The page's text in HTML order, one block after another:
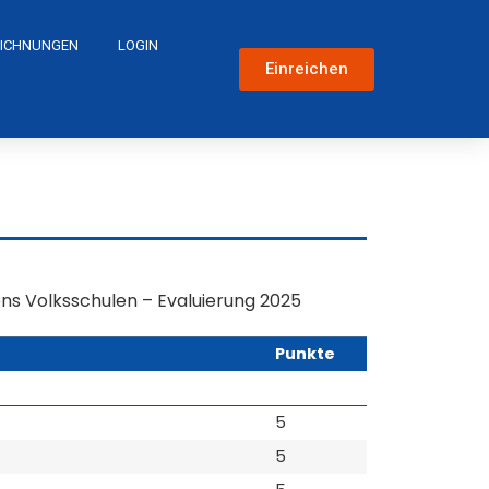
LOGIN
Einreichen
Volksschulen – Evaluierung 2025
Punkte
5
5